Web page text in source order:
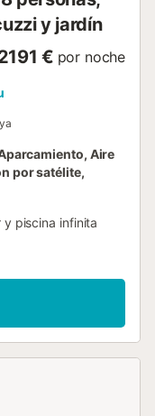
y jardín
€ por noche
Aire
por satélite,
y piscina infinita